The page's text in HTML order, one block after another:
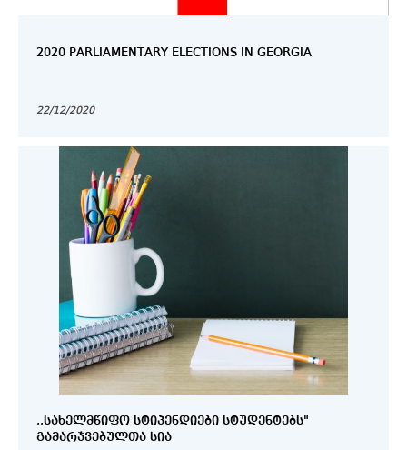
2020 PARLIAMENTARY ELECTIONS IN GEORGIA
22/12/2020
,,ᲡᲐᲮᲔᲚᲛᲬᲘᲤᲝ ᲡᲢᲘᲞᲔᲜᲓᲘᲔᲑᲘ ᲡᲢᲣᲓᲔᲜᲢᲔᲑᲡ"
ᲒᲐᲛᲐᲠᲯᲕᲔᲑᲣᲚᲗᲐ ᲡᲘᲐ